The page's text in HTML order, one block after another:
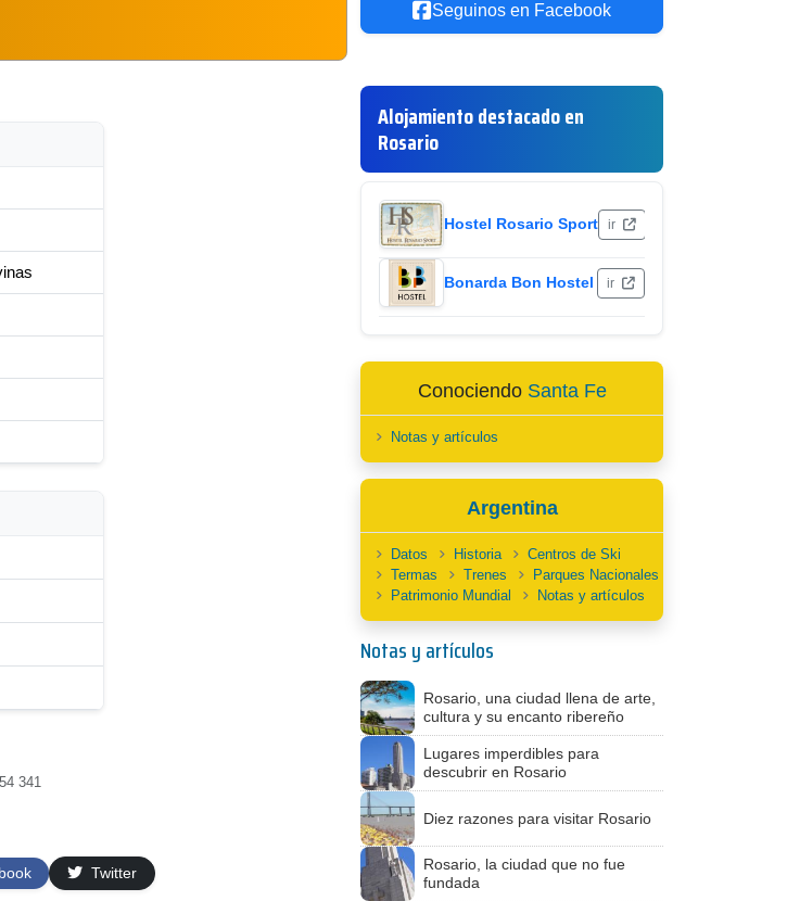
341
Twitter
Seguinos en Facebook
Alojamiento destacado en
Rosario
Hostel Rosario Sport ir
Bonarda Bon Hostel ir
Conociendo Santa Fe
Notas y artículos
Argentina
Datos Historia
Centros de Ski
Termas
Trenes
Parques Nacionales
Patrimonio Mundial
Notas y artículos
Notas y artículos
Rosario, una ciudad llena de arte,
cultura y su encanto ribereño
Lugares imperdibles para
descubrir en Rosario
Diez razones para visitar Rosario
Rosario, la ciudad que no fue
fundada